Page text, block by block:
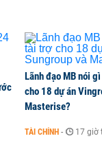
thành phố cảng
Lãnh đạo MB nói
cho 18 dự án
Masterise?
TÀI CHÍNH - 17 giờ